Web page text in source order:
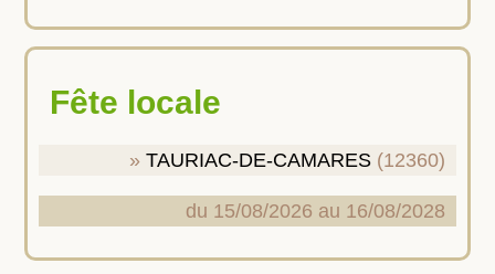
Fête locale
TAURIAC-DE-CAMARES (12360)
du 15/08/2026 au 16/08/2028